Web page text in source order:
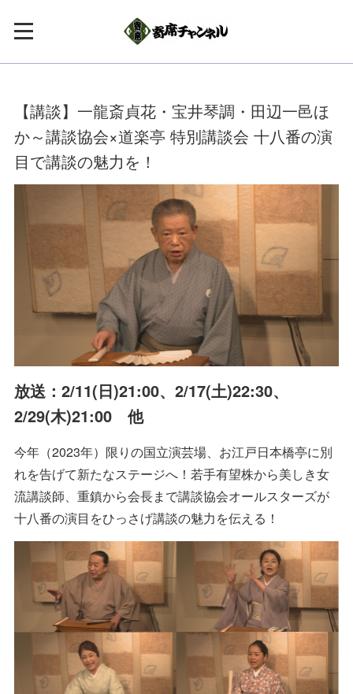
【講談】一龍斎貞花・宝井琴調・田辺一邑ほ
か～講談協会×道楽亭 特別講談会 十八番の演
目で講談の魅力を！
放送：2/11(日)21:00、2/17(土)22:30、
2/29(木)21:00 他
今年（2023年）限りの国立演芸場、お江戸日本橋亭に別
れを告げて新たなステージへ！若手有望株から美しき女
流講談師、重鎮から会長まで講談協会オールスターズが
十八番の演目をひっさげ講談の魅力を伝える！